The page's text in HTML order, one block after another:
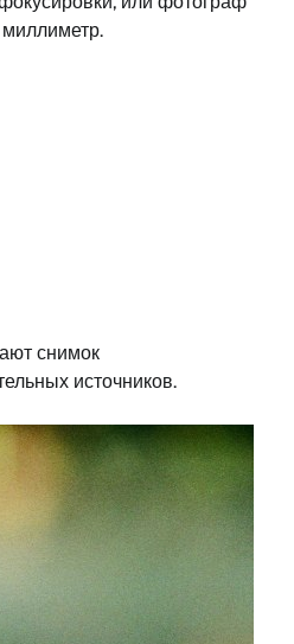
снимок
источников.